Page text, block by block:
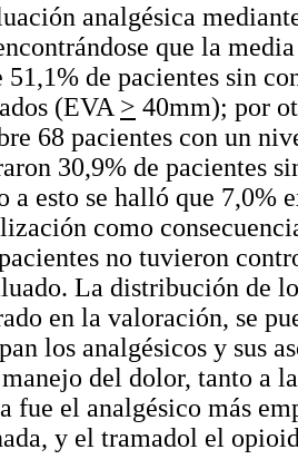
analgésica
que la
51,1% de pacientes sin
(EVA > 40mm); por
68 pacientes con un
30,9% de pacientes
a esto se halló que 7,0%
como
no tuvieron
La distribución de
en la valoración, se
los analgésicos y sus
del dolor, tanto a
fue el analgésico más
y el tramadol el